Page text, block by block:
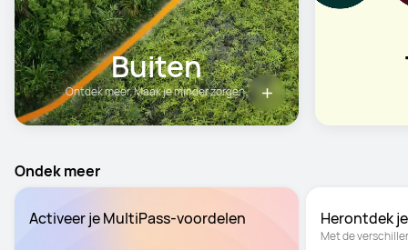
Buiten
Ontdek meer. Maak je minder zorgen.
Ondek meer
Activeer je MultiPass-voordelen Herontdek
Met de